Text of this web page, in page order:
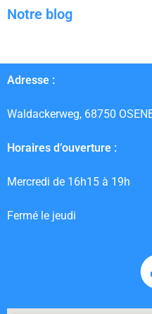
Notre blog
Adresse :
Waldackerweg, 68750
Horaires d’ouverture :
Mercredi de 16h15 à 19h
Fermé le jeudi